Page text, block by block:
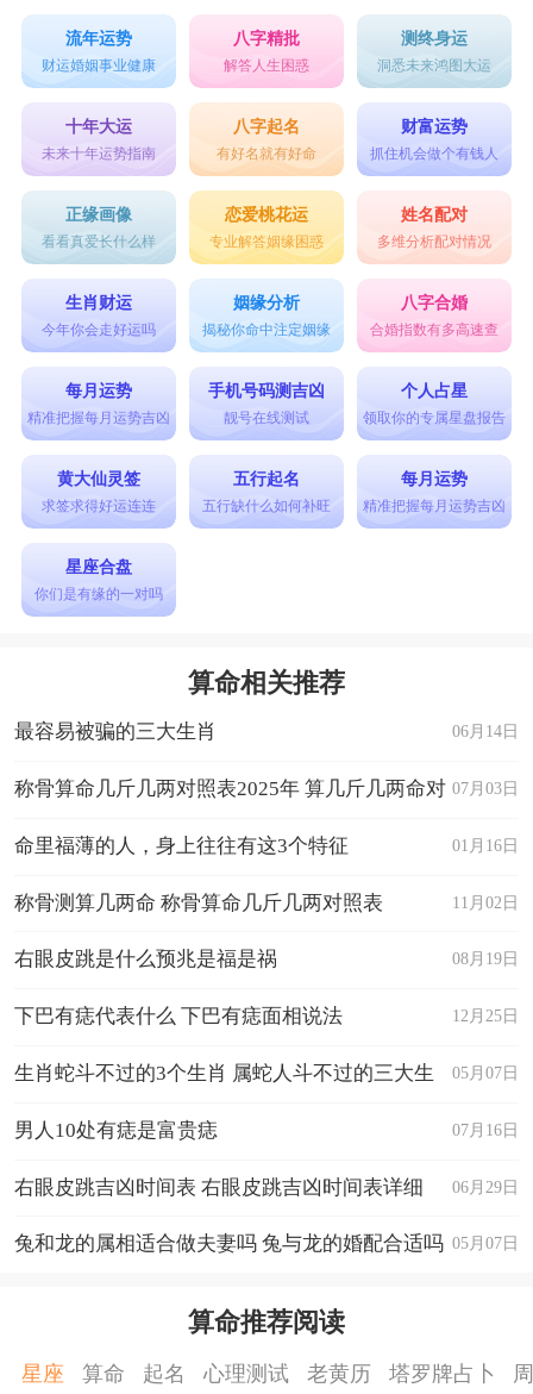
流年运势
财运婚姻事业健康
八字精批
解答人生困惑
测终身运
洞悉未来鸿图大运
十年大运
未来十年运势指南
八字起名
有好名就有好命
财富运势
抓住机会做个有钱人
正缘画像
看看真爱长什么样
恋爱桃花运
专业解答姻缘困惑
姓名配对
多维分析配对情况
生肖财运
今年你会走好运吗
姻缘分析
揭秘你命中注定姻缘
八字合婚
合婚指数有多高速查
每月运势
精准把握每月运势吉凶
手机号码测吉凶
靓号在线测试
个人占星
领取你的专属星盘报告
黄大仙灵签
求签求得好运连连
五行起名
五行缺什么如何补旺
每月运势
精准把握每月运势吉凶
星座合盘
你们是有缘的一对吗
算命相关推荐
06月14日
最容易被骗的三大生肖
07月03日
称骨算命几斤几两对照表2025年 算几斤几两命对
照表 01月16日
命里福薄的人，身上往往有这3个特征
11月02日
称骨测算几两命 称骨算命几斤几两对照表
08月19日
右眼皮跳是什么预兆是福是祸
12月25日
下巴有痣代表什么 下巴有痣面相说法
05月07日
生肖蛇斗不过的3个生肖 属蛇人斗不过的三大生
肖 07月16日
男人10处有痣是富贵痣
06月29日
右眼皮跳吉凶时间表 右眼皮跳吉凶时间表详细
05月07日
兔和龙的属相适合做夫妻吗 兔与龙的婚配合适吗
算命推荐阅读
星座 算命 起名 心理测试 老黄历 塔罗牌占卜